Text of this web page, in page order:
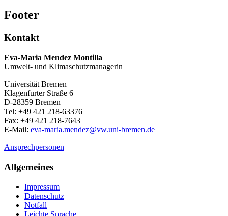
Footer
Kontakt
Eva-Maria Mendez Montilla
Umwelt- und Klimaschutzmanagerin
Universität Bremen
Klagenfurter Straße 6
D-28359 Bremen
Tel: +49 421 218-63376
Fax: +49 421 218-7643
E-Mail: eva-maria.mendez@vw.uni-bremen.de
Ansprechpersonen
Allgemeines
Impressum
Datenschutz
Notfall
Leichte Sprache